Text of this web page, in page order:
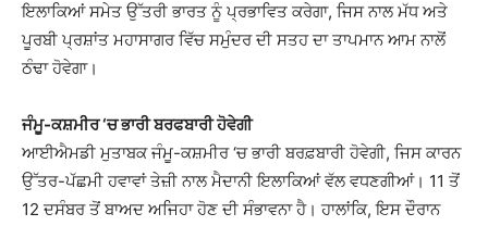
ਇਲਾਕਿਆਂ ਸਮੇਤ ਉੱਤਰੀ ਭਾਰਤ ਨੂੰ ਪ੍ਰਭਾਵਿਤ ਕਰੇਗਾ, ਜਿਸ ਨਾਲ ਮੱਧ ਅਤੇ
ਪੂਰਬੀ ਪ੍ਰਸ਼ਾਂਤ ਮਹਾਸਾਗਰ ਵਿੱਚ ਸਮੁੰਦਰ ਦੀ ਸਤਹ ਦਾ ਤਾਪਮਾਨ ਆਮ ਨਾਲੋਂ
ਠੰਢਾ ਹੋਵੇਗਾ।
ਜੰਮੂ-ਕਸ਼ਮੀਰ ‘ਚ ਭਾਰੀ ਬਰਫਬਾਰੀ ਹੋਵੇਗੀ
ਆਈਐਮਡੀ ਮੁਤਾਬਕ ਜੰਮੂ-ਕਸ਼ਮੀਰ ‘ਚ ਭਾਰੀ ਬਰਫ਼ਬਾਰੀ ਹੋਵੇਗੀ, ਜਿਸ ਕਾਰਨ
ਉੱਤਰ-ਪੱਛਮੀ ਹਵਾਵਾਂ ਤੇਜ਼ੀ ਨਾਲ ਮੈਦਾਨੀ ਇਲਾਕਿਆਂ ਵੱਲ ਵਧਣਗੀਆਂ। 11 ਤੋਂ
12 ਦਸੰਬਰ ਤੋਂ ਬਾਅਦ ਅਜਿਹਾ ਹੋਣ ਦੀ ਸੰਭਾਵਨਾ ਹੈ। ਹਾਲਾਂਕਿ, ਇਸ ਦੌਰਾਨ